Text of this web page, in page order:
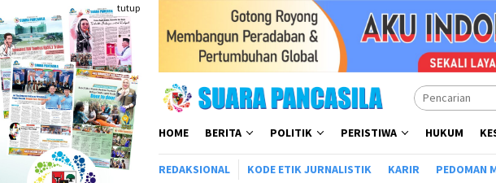
ke
konten
tutup
HOME BERITA POLITIK PERISTIWA HUKUM
REDAKSIONAL KODE ETIK JURNALISTIK KARIR PEDOMAN